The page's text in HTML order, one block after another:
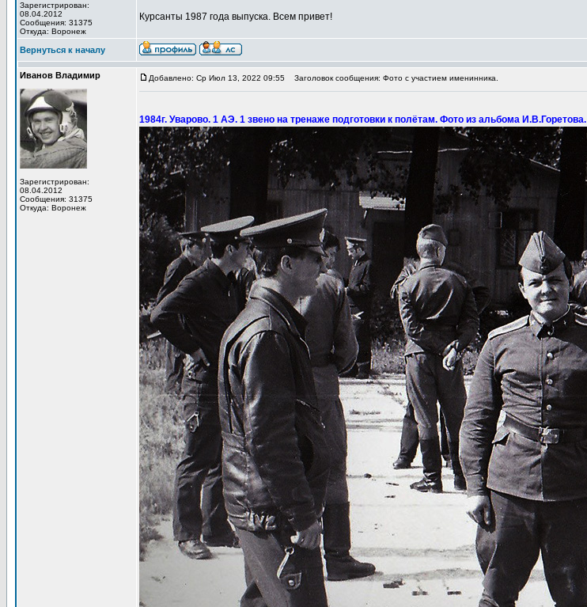
Зарегистрирован:
08.04.2012
Сообщения: 31375
Откуда: Воронеж
Курсанты 1987 года выпуска. Всем привет!
Вернуться к началу
Иванов Владимир
Зарегистрирован:
08.04.2012
Сообщения: 31375
Откуда: Воронеж
Добавлено: Ср Июл 13, 2022 09:55 Заголовок сообщения: Фото с участием именинника.
1984г. Уварово. 1 АЭ. 1 звено на тренаже подготовки к полётам. Фото из альбома И.В.Горетова.